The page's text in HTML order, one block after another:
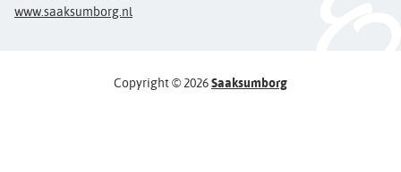
www.saaksumborg.nl
Copyright © 2026Saaksumborg